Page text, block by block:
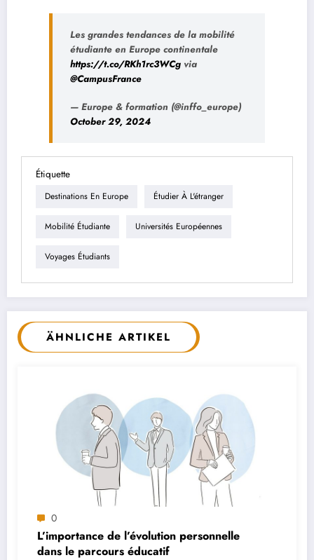
Les grandes tendances de la mobilité
étudiante en Europe continentale
https://t.co/RKh1rc3WCg via
@CampusFrance
— Europe & formation (@inffo_europe)
October 29, 2024
Étiquette
Destinations En Europe Étudier À L'étranger
Mobilité Étudiante Universités Européennes
Voyages Étudiants
ÄHNLICHE ARTIKEL
0
L’importance de l’évolution personnelle
dans le parcours éducatif